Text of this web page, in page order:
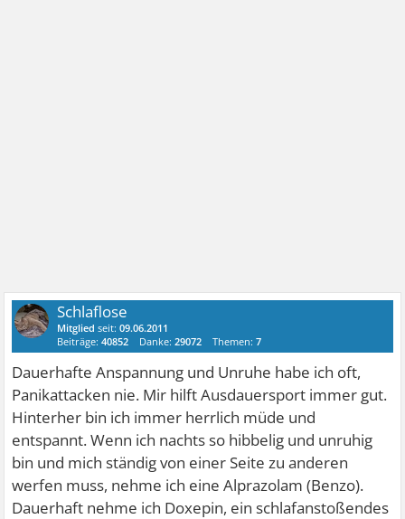
Schlaflose
Mitglied seit:09.06.2011
Beiträge:40852 Danke:29072 Themen:7
Dauerhafte Anspannung und Unruhe habe ich oft,
Panikattacken nie. Mir hilft Ausdauersport immer gut.
Hinterher bin ich immer herrlich müde und
entspannt. Wenn ich nachts so hibbelig und unruhig
bin und mich ständig von einer Seite zu anderen
werfen muss, nehme ich eine Alprazolam (Benzo).
Dauerhaft nehme ich Doxepin, ein schlafanstoßendes